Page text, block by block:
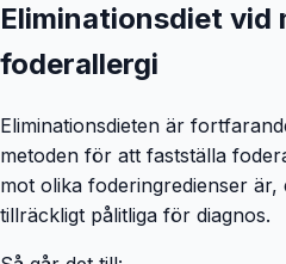
Eliminationsdiet vid
foderallergi
Eliminationsdieten är
metoden för att fastställa
mot olika foderingredienser är,
tillräckligt pålitliga för diagnos.